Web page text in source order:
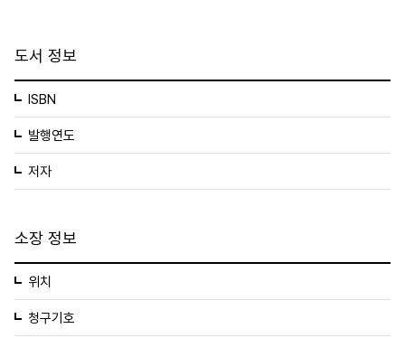
도서 정보
ISBN
발행연도
저자
소장 정보
위치
청구기호